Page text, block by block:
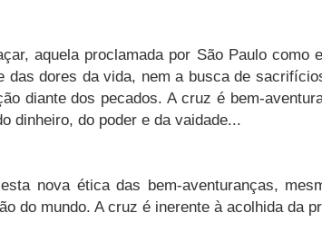
aquela proclamada por São Paulo como
das dores da vida, nem a busca de
diante dos pecados. A cruz é bem-
dinheiro, do poder e da vaidade...
nova ética das bem-aventuranças,
do mundo. A cruz é inerente à acolhida da